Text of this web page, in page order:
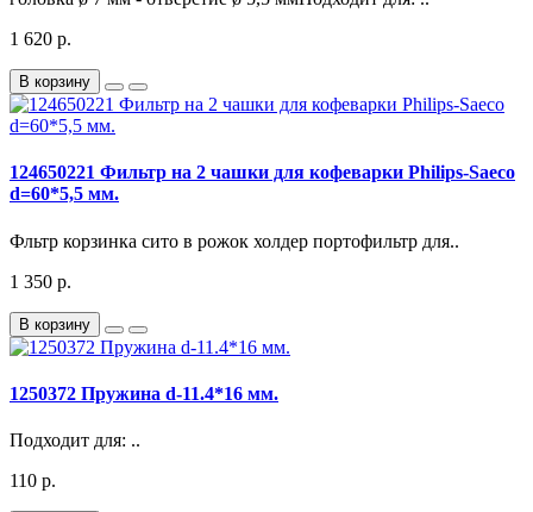
1 620 р.
В корзину
124650221 Фильтр на 2 чашки для кофеварки Philips-Saeco
d=60*5,5 мм.
Фльтр корзинка сито в рожок холдер портофильтр для..
1 350 р.
В корзину
1250372 Пружина d-11.4*16 мм.
Подходит для: ..
110 р.